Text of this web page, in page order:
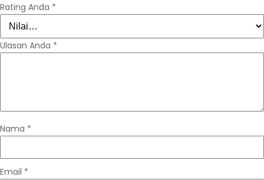
Rating Anda *
Ulasan Anda *
Nama *
Email *